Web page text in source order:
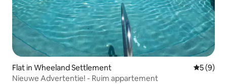
Flat in Wheeland Settlement
5 (9)
Nieuwe Advertentie! - Ruim appartement